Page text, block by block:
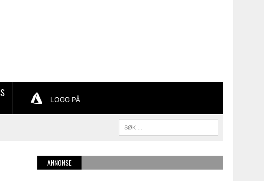
LOGG PÅ
ANNONSE